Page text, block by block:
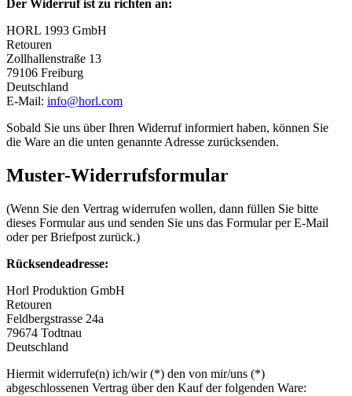
Der Widerruf ist zu richten an:
HORL 1993 GmbH
Retouren
Zollhallenstraße 13
79106 Freiburg
Deutschland
E-Mail: info@horl.com
Sobald Sie uns über Ihren Widerruf informiert haben, können Sie
die Ware an die unten genannte Adresse zurücksenden.
Muster-Widerrufsformular
(Wenn Sie den Vertrag widerrufen wollen, dann füllen Sie bitte
dieses Formular aus und senden Sie uns das Formular per E-Mail
oder per Briefpost zurück.)
Rücksendeadresse:
Horl Produktion GmbH
Retouren
Feldbergstrasse 24a
79674 Todtnau
Deutschland
Hiermit widerrufe(n) ich/wir (*) den von mir/uns (*)
abgeschlossenen Vertrag über den Kauf der folgenden Ware: